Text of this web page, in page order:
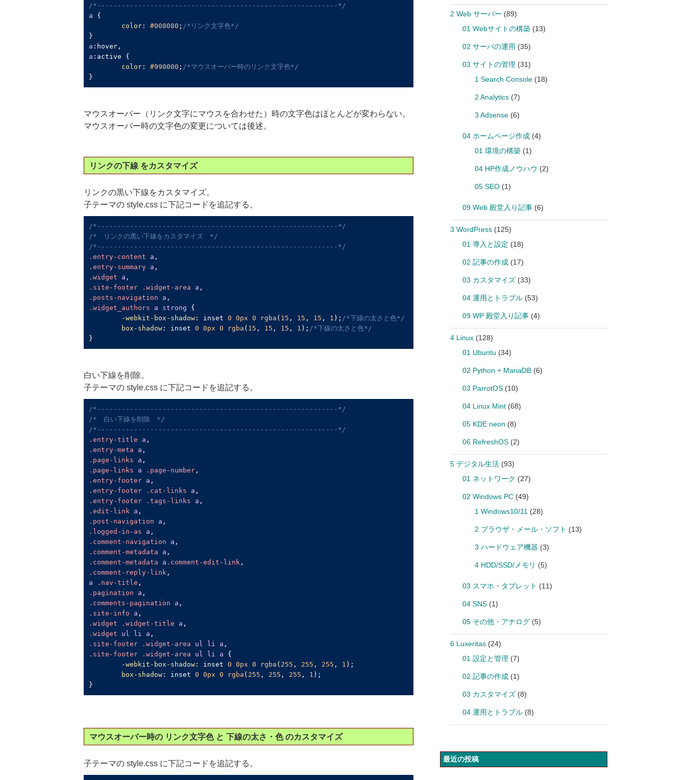
/*-----------------------------------------------------------*/
a {
color: #008080 ; /*リンク文字色*/
a :hover
a :active {
color: #990000 ; /*マウスオーバー時のリンク文字色*/
}
マウスオーバー（リンク文字にマウスを合わせた）時の文字色はほとんどが変わらない。
マウスオーバー時の文字色の変更については後述。
リンクの下線 をカスタマイズ
リンクの黒い下線をカスタマイズ。
子テーマの style.css に下記コードを追記する。
/*-----------------------------------------------------------*/
/*　リンクの黒い下線をカスタマイズ　*/
/*-----------------------------------------------------------*/
.entry-content
a
.entry-summary
a
.widget
a
.site-footer
.widget-area a
.posts-navigation
a
.widget_authors
a strong {
-webkit-box-shadow: inset 0 0px 0 rgba ( 15 , 15 , 15 , 1 ); /*下線の太さと色*/
box-shadow: inset 0 0px 0 rgba ( 15 , 15 , 15 , 1 ); /*下線の太さと色*/
}
白い下線を削除。
子テーマの style.css に下記コードを追記する。
/*-----------------------------------------------------------*/
/*　白い下線を削除　*/
/*-----------------------------------------------------------*/
.entry-title
a
.entry-meta
a
.page-links
a
.page-links
a .page-number
.entry-footer
a
.entry-footer
.cat-links a
.entry-footer
.tags-links a
.edit-link
a
.post-navigation
a
.logged-in-as
a
.comment-navigation
a
.comment-metadata
a
.comment-metadata
a .comment-edit-link
.comment-reply-link
a
.nav-title
.pagination
a
.comments-pagination
a
.site-info
a
.widget
.widget-title a
.widget
ul li a
.site-footer
.widget-area ul li a
.site-footer
.widget-area ul li a {
-webkit-box-shadow: inset 0 0px 0 rgba ( 255 , 255 , 255 , 1 );
box-shadow: inset 0 0px 0 rgba ( 255 , 255 , 255 , 1 );
}
マウスオーバー時の リンク文字色 と 下線の太さ・色 のカスタマイズ
子テーマの style.css に下記コードを追記する。
2 Web サーバー (89)
01 Webサイトの構築(13)
02 サーバの運用 (35)
03 サイトの管理 (31)
1 Search Console(18)
2 Analytics(7)
3 Adsense(6)
04 ホームページ作成(4)
01 環境の構築(1)
04 HP作成ノウハウ (2)
05 SEO(1)
09 Web 殿堂入り記事(6)
3 WordPress(125)
01 導入と設定 (18)
02 記事の作成(17)
03 カスタマイズ(33)
04 運用とトラブル(53)
09 WP 殿堂入り記事(4)
4 Linux(128)
01 Ubuntu (34)
02 Python + MariaDB(6)
03 ParrotOS(10)
04 Linux Mint(68)
05 KDE neon (8)
06 RefreshOS(2)
5 デジタル生活(93)
01 ネットワーク (27)
02 Windows PC(49)
1 Windows10/11 (28)
2 ブラウザ・メール・ソフト (13)
3 ハードウェア機器 (3)
4 HDD/SSD/メモリ (5)
03 スマホ・タブレット (11)
04 SNS(1)
05 その他・アナログ(5)
6 Luxeritas(24)
01 設定と管理 (7)
02 記事の作成(1)
03 カスタマイズ(8)
04 運用とトラブル(8)
最近の投稿